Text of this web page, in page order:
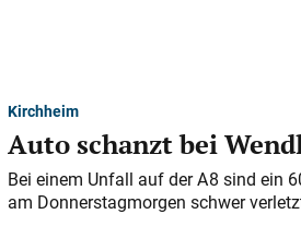
Kirchheim
Auto schanzt bei
Bei einem Unfall auf der A 8 sind ein
am Donnerstagmorgen schwer